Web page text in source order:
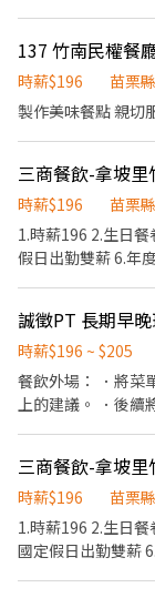
將履歷寄到電子信
137 竹南民權餐
時薪$196
苗栗
製作美味餐點 親切
三商餐飲-拿坡
時薪$196
苗栗
1.時薪196 2.生日
假日出勤雙薪 6.年
誠徵PT 長期早
時薪$196 ~ $205
餐飲外場： ．將菜
上的建議。 ．後續
食材。 ．負責清理
的食材。 ．協助測
外送。 需有熱
三商餐飲-拿坡
時薪$196
苗栗
1.時薪196 2.生日
國定假日出勤雙薪